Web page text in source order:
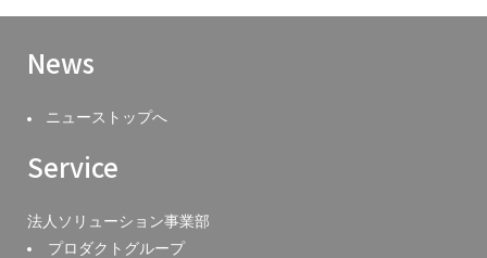
News
ニューストップへ
Service
法人ソリューション事業部
プロダクトグループ